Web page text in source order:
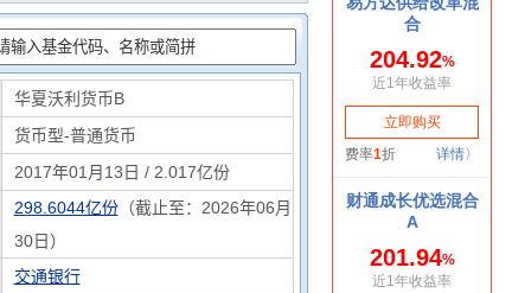
华夏沃利货币B
货币型-普通货币
2017年01月13日 / 2.017亿份
298.6044亿份（截止至：2026年06月
30日）
交通银行